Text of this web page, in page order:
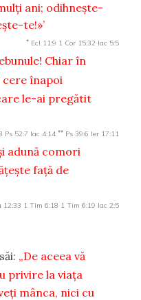
ani; odihneşte-
te!»’
* Ecl 11:9 1 Cor 15:32 Iac 5:5
Chiar în
cere înapoi
le-ai pregătit
Ps 52:7 Iac 4:14 ** Ps 39:6 Ier 17:11
adună comori
faţă de
12:33 1 Tim 6:18 1 Tim 6:19 Iac 2:5
„De aceea vă
privire la viaţa
mânca, nici cu